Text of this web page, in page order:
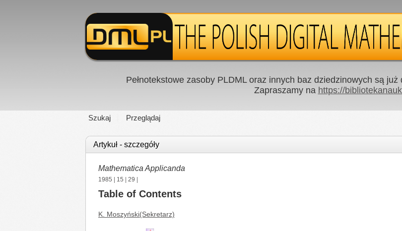
Pełnotekstowe zasoby PLDML oraz innych baz dziedzinowych są
Zapraszamy na https://
Szukaj Przeglądaj
Artykuł - szczegóły
Mathematica Applicanda
1985 15 29
Table of Contents
K. Moszyński(Sekretarz)